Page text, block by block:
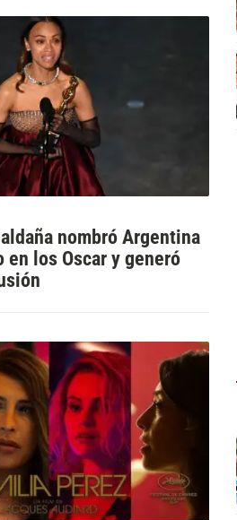
nombró Argentina
en los Oscar y generó